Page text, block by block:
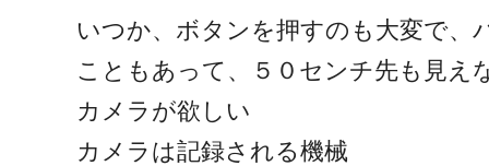
いつか、ボタンを押すのも大変で、
こともあって、５０センチ先も見え
カメラが欲しい
カメラは記録される機械